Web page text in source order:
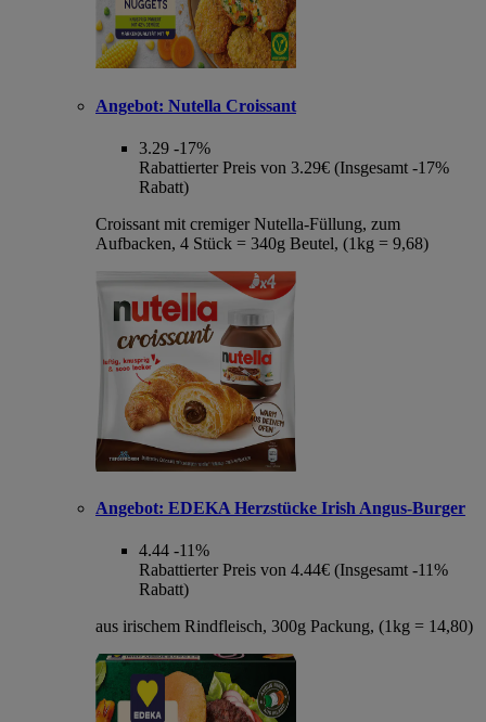
Angebot: Nutella Croissant
3.29 -17%
Rabattierter Preis von 3.29€ (Insgesamt -17%
Rabatt)
Croissant mit cremiger Nutella-Füllung, zum
Aufbacken, 4 Stück = 340g Beutel, (1kg = 9,68)
Angebot: EDEKA Herzstücke Irish Angus-Burger
4.44 -11%
Rabattierter Preis von 4.44€ (Insgesamt -11%
Rabatt)
aus irischem Rindfleisch, 300g Packung, (1kg = 14,80)